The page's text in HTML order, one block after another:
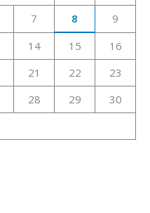
7 8
9
14 15
16
21 22
23
28 29
30